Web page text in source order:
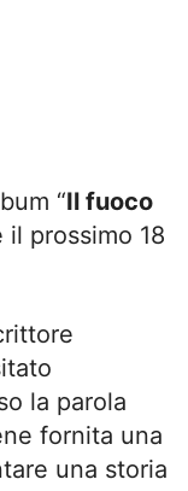
“Il fuoco
il prossimo 18
la parola
fornita una
una storia